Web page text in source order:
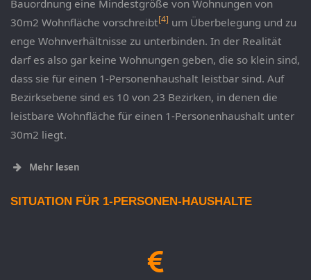
Bauordnung eine Mindestgröße von Wohnungen von
30m2 Wohnfläche vorschreibt[4] um Überbelegung und zu
enge Wohnverhältnisse zu unterbinden. In der Realität
darf es also gar keine Wohnungen geben, die so klein sind,
dass sie für einen 1-Personenhaushalt leistbar sind. Auf
Bezirksebene sind es 10 von 23 Bezirken, in denen die
leistbare Wohnfläche für einen 1-Personenhaushalt unter
30m2 liegt.
Mehr lesen
SITUATION FÜR 1-PERSONEN-HAUSHALTE